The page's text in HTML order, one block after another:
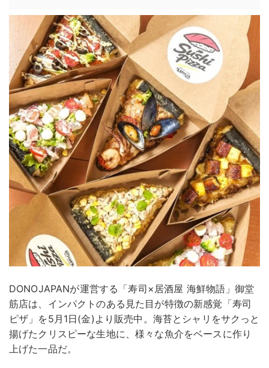
DONOJAPANが運営する「寿司×居酒屋 海鮮物語」御堂
筋店は、インパクトのある見た目が特徴の新感覚「寿司
ピザ」を5月1日(金)より販売中。海苔とシャリをサクっと
揚げたクリスピーな生地に、様々な魚介をベースに作り
上げた一品だ。